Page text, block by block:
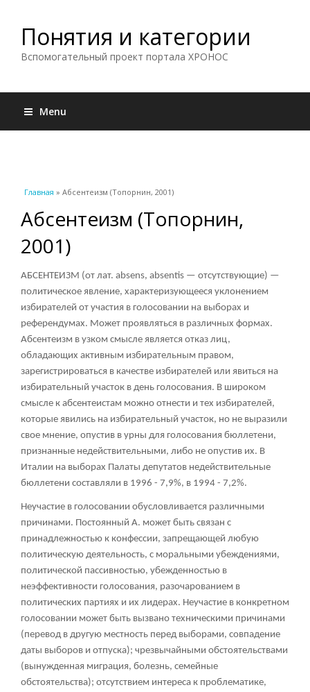
Понятия и категории
Вспомогательный проект портала ХРОНОС
Menu
Вы здесь
Главная » Абсентеизм (Топорнин, 2001)
Абсентеизм (Топорнин,
2001)
АБСЕНТЕИЗМ (от лат. absens, absentis — отсутствующие) —
политическое явление, характеризующееся уклонением
избирателей от участия в голосовании на выборах и
референдумах. Может проявляться в различных формах.
Абсентеизм в узком смысле является отказ лиц,
обладающих активным избирательным правом,
зарегистрироваться в качестве избирателей или явиться на
избирательный участок в день голосования. В широком
смысле к абсентеистам можно отнести и тех избирателей,
которые явились на избирательный участок, но не выразили
свое мнение, опустив в урны для голосования бюллетени,
признанные недействительными, либо не опустив их. В
Италии на выборах Палаты депутатов недействительные
бюллетени составляли в 1996 - 7,9%, в 1994 - 7,2%.
Неучастие в голосовании обусловливается различными
причинами. Постоянный А. может быть связан с
принадлежностью к конфессии, запрещающей любую
политическую деятельность, с моральными убеждениями,
политической пассивностью, убежденностью в
неэффективности голосования, разочарованием в
политических партиях и их лидерах. Неучастие в конкретном
голосовании может быть вызвано техническими причинами
(перевод в другую местность перед выборами, совпадение
даты выборов и отпуска); чрезвычайными обстоятельствами
(вынужденная миграция, болезнь, семейные
обстоятельства); отсутствием интереса к проблематике,